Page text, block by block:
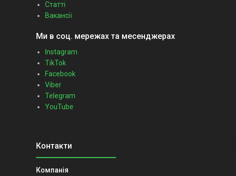
Статті
Вакансії
Ми в соц. мережах та месенджерах
Instagram
TikTok
Facebook
Viber
Telegram
YouTube